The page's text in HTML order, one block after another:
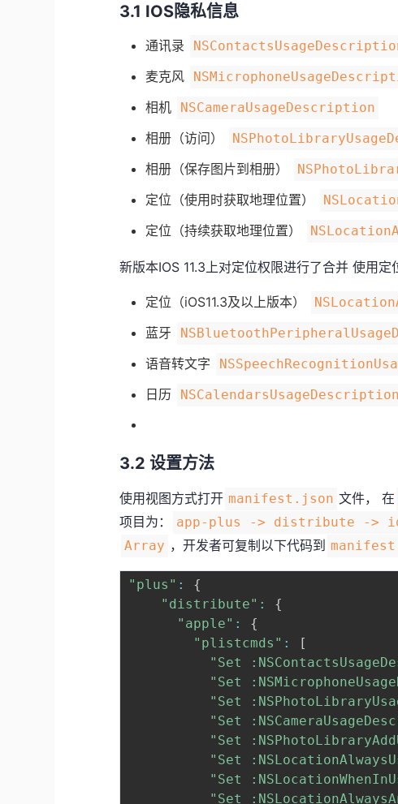
3.1 IOS隐私信息
通讯录
麦克风
相机 NSCameraUsageDescription
相册（访问）
相册（保存图片到相册）
定位（使用时获取地理位置）
定位（持续获取地理位置）
新版本IOS 11.3上对定位权限进行了合并 使用
定位（iOS11.3及以上版本）
蓝牙
语音转文字
日历 NSCalendarsUsageDescription
3.2 设置方法
使用视图方式打开 manifest.json 文件， 在
项目为： app-plus -> distribute ->
Array ，开发者可复制以下代码到
"plus" :
{
"distribute" :
{
"apple" :
{
"plistcmds" :
[
"Set
"Set
"Set
"Set
"Set
"Set
"Set
"Set